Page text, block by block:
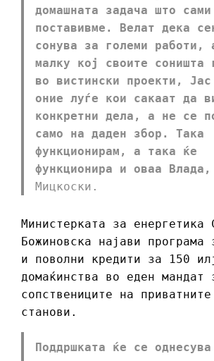
домашната задача што
поставивме. Велат дека
сонува за големи работи,
малку кој своите соништа
во вистински проекти,
оние луѓе кои сакаат да
конкретни дела, а не се
само на даден збор. Така
функционирам, а така ќе
функционира и оваа Влада,
Мицкоски.
Министерката за енергетика
Божиновска најави програма
и поволни кредити за 150
домаќинства во еден мандат
сопствениците на
станови.
Поддршката ќе се